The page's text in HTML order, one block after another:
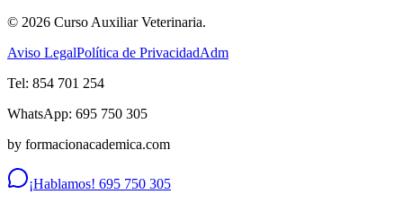
© 2026 Curso Auxiliar Veterinaria.
Aviso LegalPolítica de PrivacidadAdm
Tel: 854 701 254
WhatsApp: 695 750 305
by formacionacademica.com
¡Hablamos! 695 750 305